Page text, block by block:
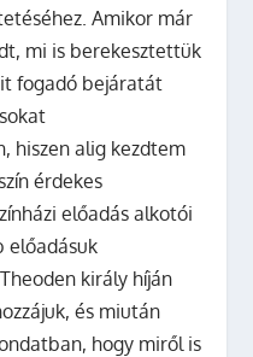
Amikor már
mi is berekesztettük
fogadó bejáratát
hiszen alig kezdtem
érdekes
előadás alkotói
előadásuk
király híján
és miután
hogy miről is